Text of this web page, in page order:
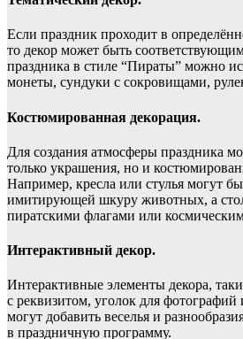
Если праздник проходит в
то декор может быть
праздника в стиле “Пираты” можно
монеты, сундуки с сокровищами,
Костюмированная декорация.
Для создания атмосферы праздника
только украшения, но и
Например, кресла или стулья могут
имитирующей шкуру животных, а
пиратскими флагами или
Интерактивный декор.
Интерактивные элементы декора,
с реквизитом, уголок для фотографий
могут добавить веселья и
в праздничную программу.